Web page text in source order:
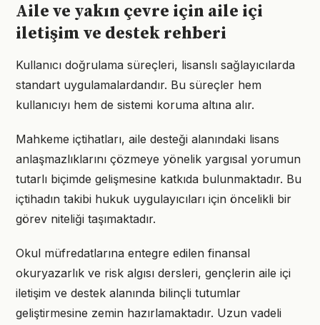
Aile ve yakın çevre için aile içi
iletişim ve destek rehberi
Kullanıcı doğrulama süreçleri, lisanslı sağlayıcılarda
standart uygulamalardandır. Bu süreçler hem
kullanıcıyı hem de sistemi koruma altına alır.
Mahkeme içtihatları, aile desteği alanındaki lisans
anlaşmazlıklarını çözmeye yönelik yargısal yorumun
tutarlı biçimde gelişmesine katkıda bulunmaktadır. Bu
içtihadın takibi hukuk uygulayıcıları için öncelikli bir
görev niteliği taşımaktadır.
Okul müfredatlarına entegre edilen finansal
okuryazarlık ve risk algısı dersleri, gençlerin aile içi
iletişim ve destek alanında bilinçli tutumlar
geliştirmesine zemin hazırlamaktadır. Uzun vadeli